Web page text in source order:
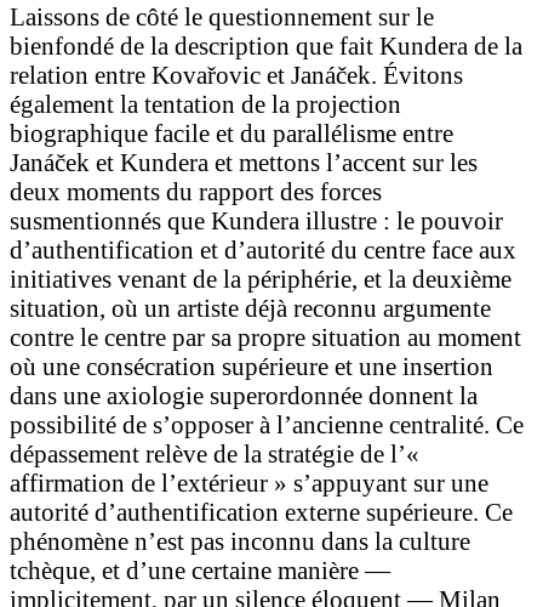
Laissons de côté le questionnement sur le
bienfondé de la description que fait Kundera de la
relation entre Kovařovic et Janáček. Évitons
également la tentation de la projection
biographique facile et du parallélisme entre
Janáček et Kundera et mettons l’accent sur les
deux moments du rapport des forces
susmentionnés que Kundera illustre : le pouvoir
d’authentification et d’autorité du centre face aux
initiatives venant de la périphérie, et la deuxième
situation, où un artiste déjà reconnu argumente
contre le centre par sa propre situation au moment
où une consécration supérieure et une insertion
dans une axiologie superordonnée donnent la
possibilité de s’opposer à l’ancienne centralité. Ce
dépassement relève de la stratégie de l’«
affirmation de l’extérieur » s’appuyant sur une
autorité d’authentification externe supérieure. Ce
phénomène n’est pas inconnu dans la culture
tchèque, et d’une certaine manière —
implicitement, par un silence éloquent — Milan